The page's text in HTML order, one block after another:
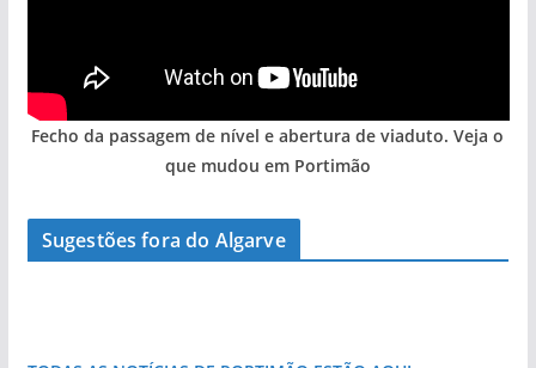
Fecho da passagem de nível e abertura de viaduto. Veja o
que mudou em Portimão
Sugestões fora do Algarve
As portas do rio Tejo (com vídeo)
Foto do dia: esta pequena praia é um símbolo